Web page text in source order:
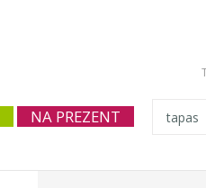
NA PREZENT